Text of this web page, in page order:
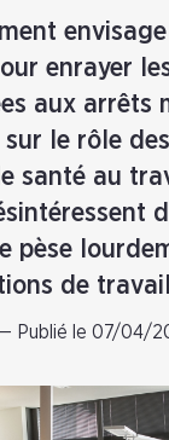
enrayer
aux arrêts
sur le rôle
santé au
pèse
de
Publié le 07/04/